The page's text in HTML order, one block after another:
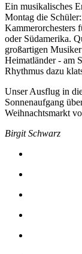
Ein musikalisches
Montag die
Kammerorchesters
oder Südamerika.
großartigen
Heimatländer - am
Rhythmus dazu
Unser Ausflug in
Sonnenaufgang
Weihnachtsmarkt
Birgit Schwarz